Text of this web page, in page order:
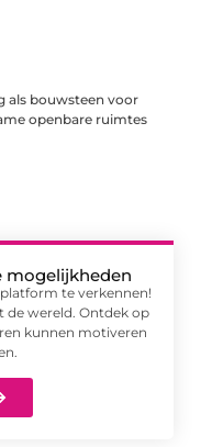
als bouwsteen voor
openbare ruimtes
mogelijkheden
te verkennen!
de wereld. Ontdek op
kunnen motiveren